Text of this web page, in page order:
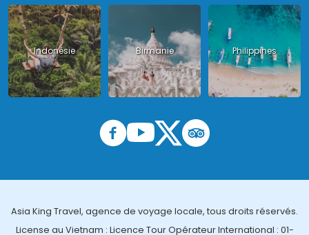
Indonésie Birmanie Philippines
Asia King Travel, agence de voyage locale, tous droits réservés.
License au Vietnam : Licence Tour Opérateur International : 01-